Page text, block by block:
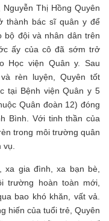
Thị Hồng Quyên
thành bác sĩ quân y để
bộ đội và nhân dân trên
ấy của cô đã sớm trở
Học viện Quân y. Sau
rèn luyện, Quyên tốt
tại Bệnh viện Quân y 5
Quân đoàn 12) đóng
Bình. Với tinh thần của
trong môi trường quân
vụ.
xa gia đình, xa bạn bè,
trường hoàn toàn mới,
bao khó khăn, vất vả.
hiến của tuổi trẻ, Quyên